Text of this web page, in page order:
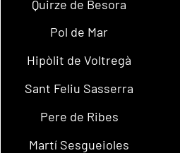
Quirze de Besora
Pol de Mar
Hipòlit de Voltregà
Sant Feliu Sasserra
Pere de Ribes
Martí Sesgueioles